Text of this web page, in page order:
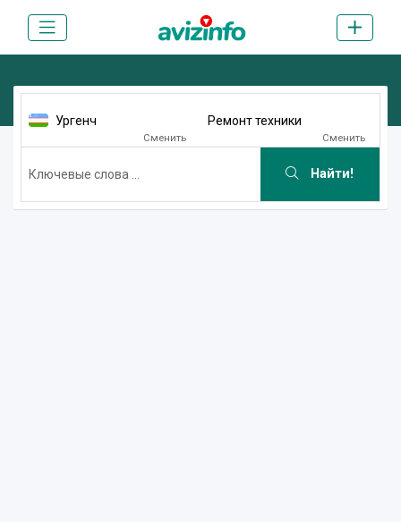
Ургенч
Сменить
Ремонт техники
Сменить
Найти!